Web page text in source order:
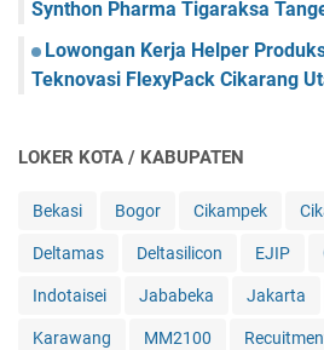
Synthon Pharma Tigaraksa
Lowongan Kerja Helper
Teknovasi FlexyPack Cikarang
LOKER KOTA / KABUPATEN
Bekasi Bogor Cikampek
Deltamas Deltasilicon EJIP
Indotaisei Jababeka Jakarta
Karawang MM2100